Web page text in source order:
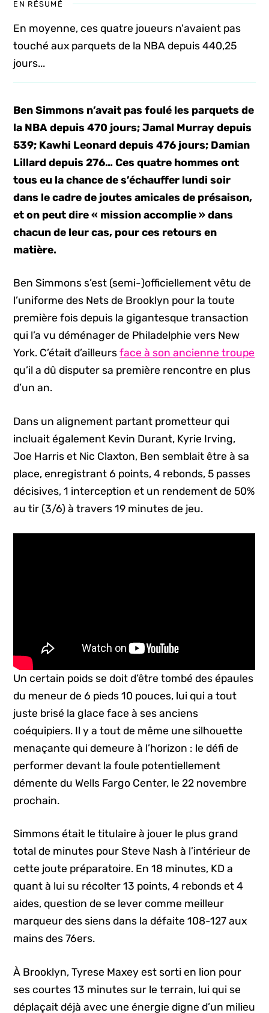
EN RÉSUMÉ
En moyenne, ces quatre joueurs n'avaient pas
touché aux parquets de la NBA depuis 440,25
jours...
Ben Simmons n’avait pas foulé les parquets de
la NBA depuis 470 jours; Jamal Murray depuis
539; Kawhi Leonard depuis 476 jours; Damian
Lillard depuis 276… Ces quatre hommes ont
tous eu la chance de s’échauffer lundi soir
dans le cadre de joutes amicales de présaison,
et on peut dire « mission accomplie » dans
chacun de leur cas, pour ces retours en
matière.
Ben Simmons s’est (semi-)officiellement vêtu de
l’uniforme des Nets de Brooklyn pour la toute
première fois depuis la gigantesque transaction
qui l’a vu déménager de Philadelphie vers New
York. C’était d’ailleursface à son ancienne troupe
qu’il a dû disputer sa première rencontre en plus
d’un an.
Dans un alignement partant prometteur qui
incluait également Kevin Durant, Kyrie Irving,
Joe Harris et Nic Claxton, Ben semblait être à sa
place, enregistrant 6 points, 4 rebonds, 5 passes
décisives, 1 interception et un rendement de 50%
au tir (3/6) à travers 19 minutes de jeu.
Un certain poids se doit d’être tombé des épaules
du meneur de 6 pieds 10 pouces, lui qui a tout
juste brisé la glace face à ses anciens
coéquipiers. Il y a tout de même une silhouette
menaçante qui demeure à l’horizon : le défi de
performer devant la foule potentiellement
démente du Wells Fargo Center, le 22 novembre
prochain.
Simmons était le titulaire à jouer le plus grand
total de minutes pour Steve Nash à l’intérieur de
cette joute préparatoire. En 18 minutes, KD a
quant à lui su récolter 13 points, 4 rebonds et 4
aides, question de se lever comme meilleur
marqueur des siens dans la défaite 108-127 aux
mains des 76ers.
À Brooklyn, Tyrese Maxey est sorti en lion pour
ses courtes 13 minutes sur le terrain, lui qui se
déplaçait déjà avec une énergie digne d’un milieu